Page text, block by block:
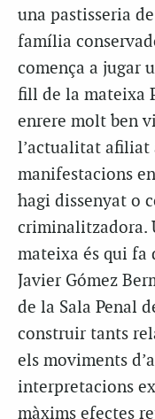
una pastisseria
família
comença a jugar
fill de la mateixa
enrere molt ben
l’actualitat afiliat
manifestacions
hagi dissenyat o
criminalitzadora.
mateixa és qui fa
Javier Gómez
de la Sala Penal
construir tants
els moviments
interpretacions
màxims efectes